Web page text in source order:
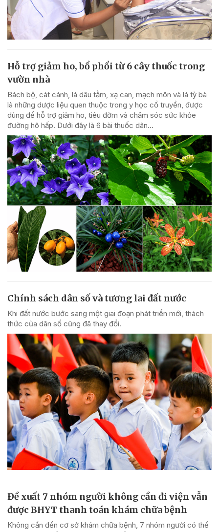
Hỗ trợ giảm ho, bổ phổi từ 6 cây thuốc trong
vườn nhà
Bách bộ, cát cánh, lá dâu tằm, xạ can, mạch môn và lá tỳ bà
là những dược liệu quen thuộc trong y học cổ truyền, được
dùng để hỗ trợ giảm ho, tiêu đờm và chăm sóc sức khỏe
đường hô hấp. Dưới đây là 6 bài thuốc dân...
Chính sách dân số và tương lai đất nước
Khi đất nước bước sang một giai đoạn phát triển mới, thách
thức của dân số cũng đã thay đổi.
Đề xuất 7 nhóm người không cần đi viện vẫn
được BHYT thanh toán khám chữa bệnh
Không cần đến cơ sở khám chữa bệnh, 7 nhóm người có thể